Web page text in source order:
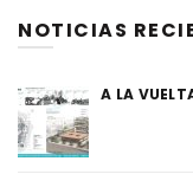
NOTICIAS
A LA